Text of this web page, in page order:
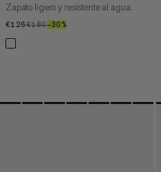
Zapato ligero y resistente al agua.
€126€126
€180€180
–30%